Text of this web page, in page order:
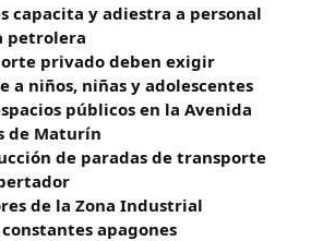
capacita y adiestra a personal
petrolera
privado deben exigir
a niños, niñas y adolescentes
públicos en la Avenida
de Maturín
de paradas de transporte
de la Zona Industrial
apagones